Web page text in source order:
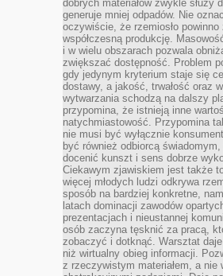
dobrych materiałów zwykle służy
generuje mniej odpadów. Nie
oczywiście, że rzemiosło powinno
współczesną produkcję.
i w wielu obszarach pozwala
zwiększać dostępność. Problem
gdy jedynym kryterium staje się
dostawy, a jakość, trwałość oraz
wytwarzania schodzą na dalszy
przypomina, że istnieją inne
natychmiastowość. Przypomina
nie musi być wyłącznie
być również odbiorcą
docenić kunszt i sens dobrze
Ciekawym zjawiskiem jest także
więcej młodych ludzi odkrywa
sposób na bardziej konkretne,
latach dominacji zawodów
prezentacjach i nieustannej
osób zaczyna tęsknić za pracą,
zobaczyć i dotknąć. Warsztat
niż wirtualny obieg informacji.
z rzeczywistym materiałem, a nie